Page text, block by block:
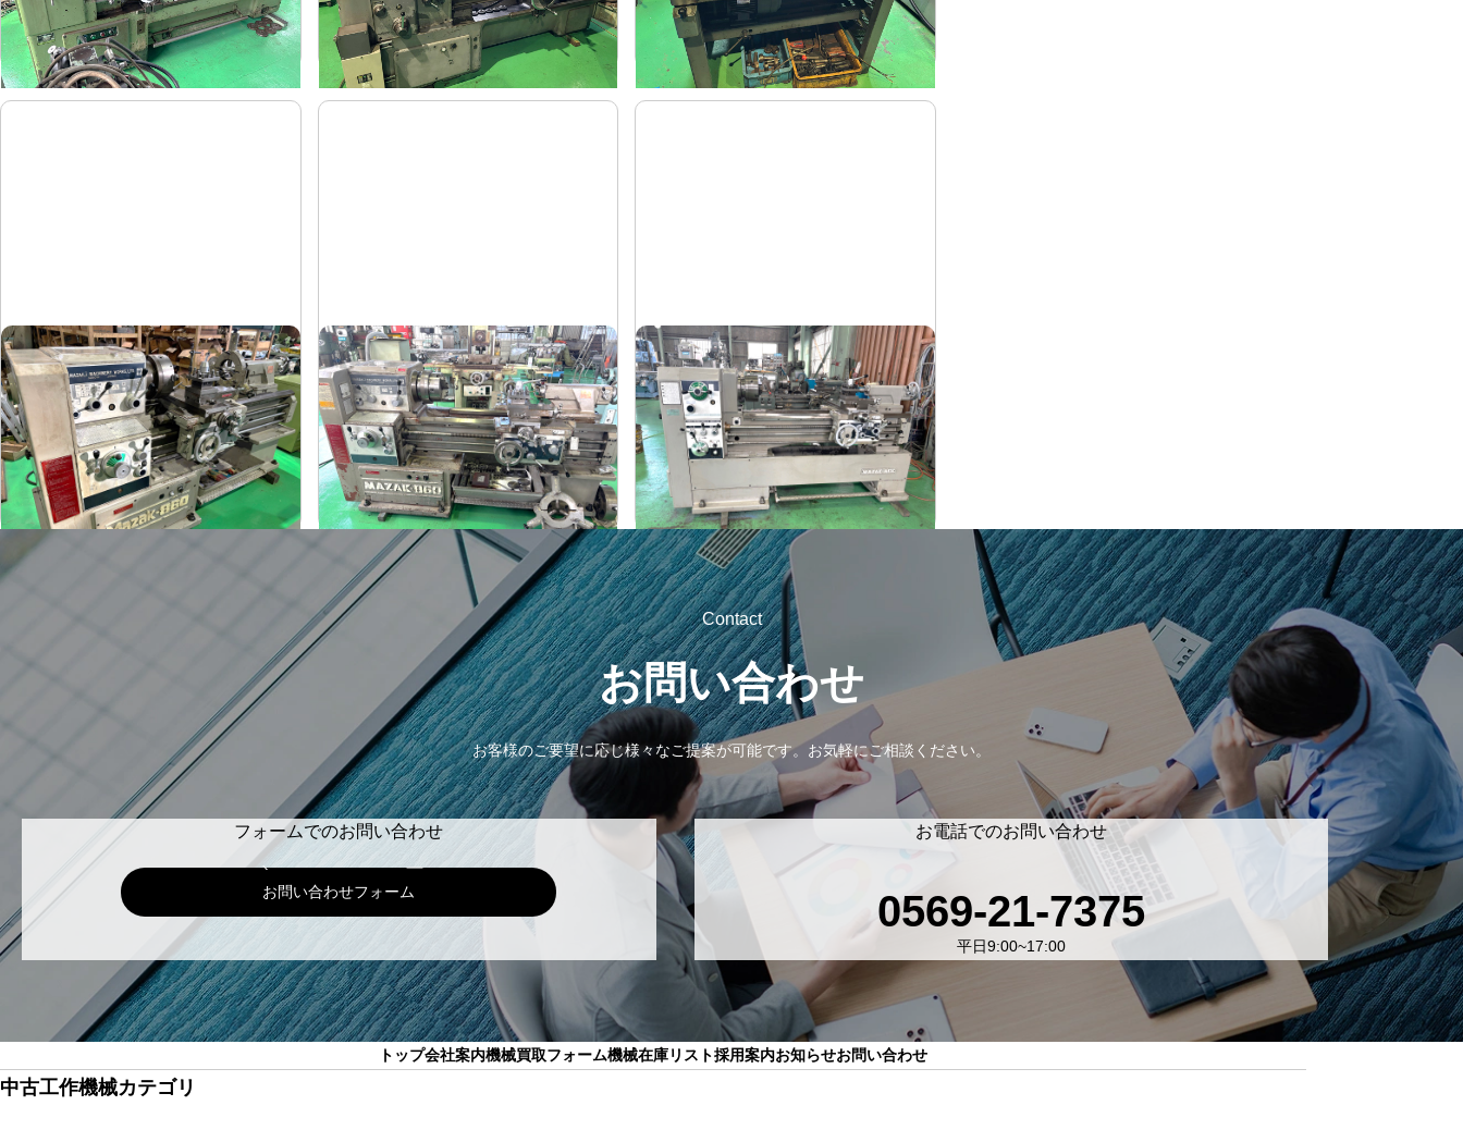
年 式- 年 式1986 年 式1973
6尺旋盤
メーカー マザック
形 式MK-860S
式1989
6尺旋盤
メーカー マザック
形 式MK-860S
年 式1989
7尺旋盤
メーカー 山崎
形 式MAZAK-ACE-1000
年 式1976
Contact
お問い合わせ
お客様のご要望に応じ様々なご提案が可能です。 お気軽にご相談ください。
フォームでのお問い合わせ
お問い合わせフォーム
お電話でのお問い合わせ
0569-21-7375
平日9:00~17:00
トップ会社案内機械買取フォーム機械在庫リスト採用案内お知らせお問い合わせ
中古工作機械カテゴリ